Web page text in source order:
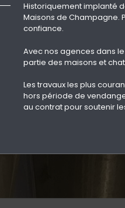
Historiquement implanté
Maisons de Champagne.
confiance.
Avec nos agences dans
partie des maisons et
Les travaux les plus
hors période de
au contrat pour soutenir